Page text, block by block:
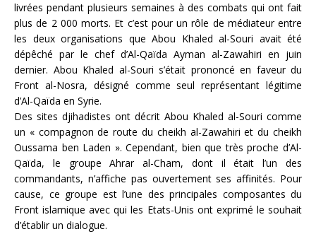
livrées pendant plusieurs semaines à des combats qui ont fait
plus de 2 000 morts. Et c’est pour un rôle de médiateur entre
les deux organisations que Abou Khaled al-Souri avait été
dépêché par le chef d’Al-Qaïda Ayman al-Zawahiri en juin
dernier. Abou Khaled al-Souri s’était prononcé en faveur du
Front al-Nosra, désigné comme seul représentant légitime
d’Al-Qaïda en Syrie.
Des sites djihadistes ont décrit Abou Khaled al-Souri comme
un « compagnon de route du cheikh al-Zawahiri et du cheikh
Oussama ben Laden ». Cependant, bien que très proche d’Al-
Qaïda, le groupe Ahrar al-Cham, dont il était l’un des
commandants, n’affiche pas ouvertement ses affinités. Pour
cause, ce groupe est l’une des principales composantes du
Front islamique avec qui les Etats-Unis ont exprimé le souhait
d’établir un dialogue.